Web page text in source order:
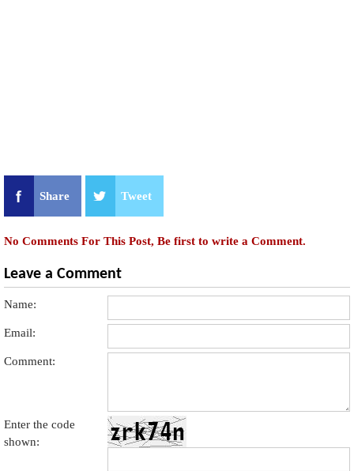
Share Tweet
No Comments For This Post, Be first to write a Comment.
Leave a Comment
Name:
Email:
Comment:
Enter the code
shown: